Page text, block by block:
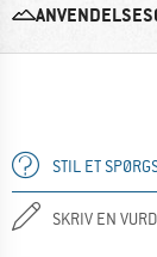
STIL ET
SKRIV EN